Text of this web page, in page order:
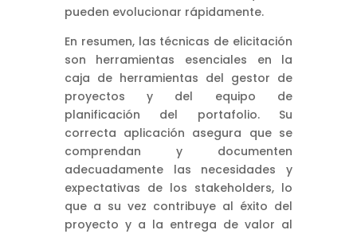
pueden evolucionar rápidamente.
En resumen, las técnicas de elicitación
son herramientas esenciales en la
caja de herramientas del gestor de
proyectos y del equipo de
planificación del portafolio. Su
correcta aplicación asegura que se
comprendan y documenten
adecuadamente las necesidades y
expectativas de los stakeholders, lo
que a su vez contribuye al éxito del
proyecto y a la entrega de valor al